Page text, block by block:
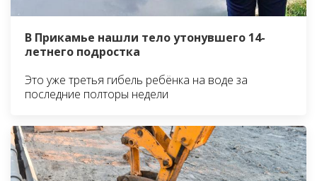
В Прикамье нашли тело утонувшего 14-
летнего подростка
Это уже третья гибель ребёнка на воде за
последние полторы недели